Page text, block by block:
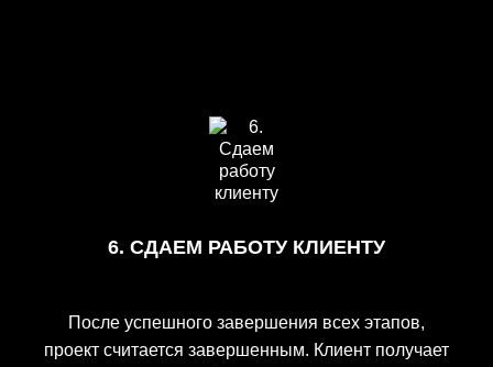
6. СДАЕМ РАБОТУ КЛИЕНТУ
После успешного завершения всех этапов,
проект считается завершенным. Клиент получает